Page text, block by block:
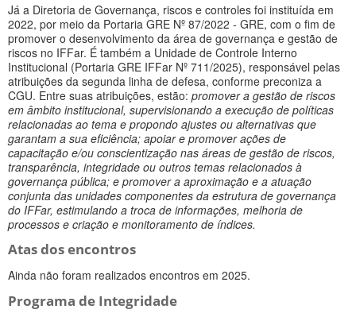
Já a Diretoria de Governança, riscos e controles foi instituída em
2022, por meio da Portaria GRE Nº 87/2022 - GRE, com o fim de
promover o desenvolvimento da área de governança e gestão de
riscos no IFFar. É também a Unidade de Controle Interno
Institucional (Portaria GRE IFFar Nº 711/2025), responsável pelas
atribuições da segunda linha de defesa, conforme preconiza a
CGU. Entre suas atribuições, estão: promover a gestão de riscos
em âmbito institucional, supervisionando a execução de políticas
relacionadas ao tema e propondo ajustes ou alternativas que
garantam a sua eficiência; apoiar e promover ações de
capacitação e/ou conscientização nas áreas de gestão de riscos,
transparência, integridade ou outros temas relacionados à
governança pública; e promover a aproximação e a atuação
conjunta das unidades componentes da estrutura de governança
do IFFar, estimulando a troca de informações, melhoria de
processos e criação e monitoramento de índices.
Atas dos encontros
Ainda não foram realizados encontros em 2025.
Programa de Integridade